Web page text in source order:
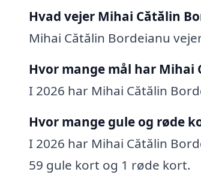
Hvad vejer Mihai Cătălin
Mihai Cătălin Bordeianu
Hvor mange mål har Mihai
I 2026 har Mihai Cătălin
Hvor mange gule og røde
I 2026 har Mihai Cătălin
59 gule kort og 1 røde kort.